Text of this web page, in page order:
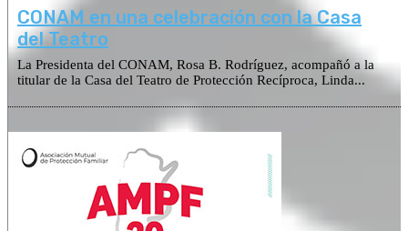
CONAM en una celebración con la Casa
del Teatro
La Presidenta del CONAM, Rosa B. Rodríguez, acompañó a la
titular de la Casa del Teatro de Protección Recíproca, Linda...